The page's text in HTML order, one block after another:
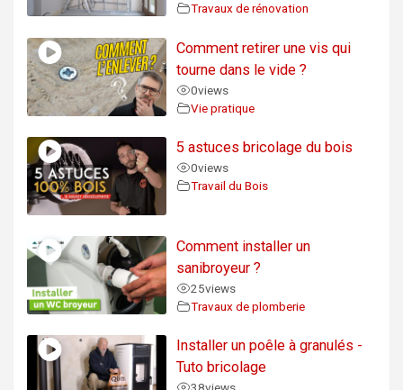
Travaux de rénovation
Comment retirer une vis qui
tourne dans le vide ?
0views
Vie pratique
5 astuces bricolage du bois
0views
Travail du Bois
Comment installer un
sanibroyeur ?
25views
Travaux de plomberie
Installer un poêle à granulés -
Tuto bricolage